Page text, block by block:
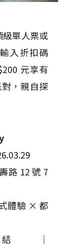
級單人票或
入折扣碼
元享有
，親自探
路 12 號 7
體驗 × 都
｜